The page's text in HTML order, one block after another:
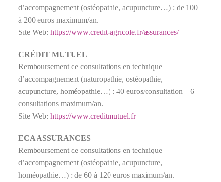
d’accompagnement (ostéopathie, acupuncture…) : de 100
à 200 euros maximum/an.
Site Web:https://www.credit-agricole.fr/assurances/
CRÉDIT MUTUEL
Remboursement de consultations en technique
d’accompagnement (naturopathie, ostéopathie,
acupuncture, homéopathie…) : 40 euros/consultation – 6
consultations maximum/an.
Site Web:https://www.creditmutuel.fr
ECA ASSURANCES
Remboursement de consultations en technique
d’accompagnement (ostéopathie, acupuncture,
homéopathie…) : de 60 à 120 euros maximum/an.